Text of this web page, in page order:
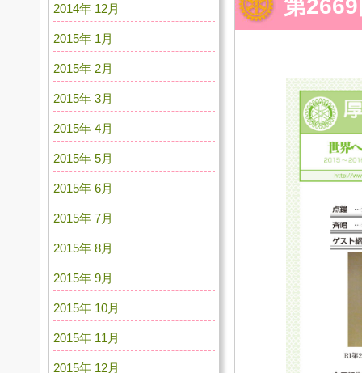
第
2014年 12月
2015年 1月
2015年 2月
2015年 3月
2015年 4月
2015年 5月
2015年 6月
2015年 7月
2015年 8月
2015年 9月
2015年 10月
2015年 11月
2015年 12月